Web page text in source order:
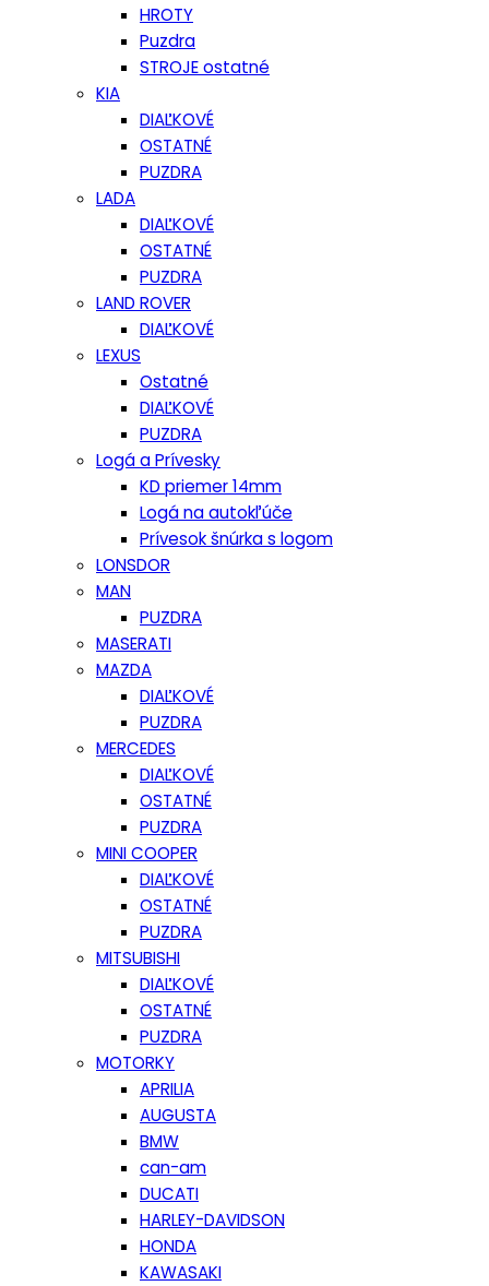
HROTY
Puzdra
STROJE ostatné
KIA
DIAĽKOVÉ
OSTATNÉ
PUZDRA
LADA
DIAĽKOVÉ
OSTATNÉ
PUZDRA
LAND ROVER
DIAĽKOVÉ
LEXUS
Ostatné
DIAĽKOVÉ
PUZDRA
Logá a Prívesky
KD priemer 14mm
Logá na autokľúče
Prívesok šnúrka s logom
LONSDOR
MAN
PUZDRA
MASERATI
MAZDA
DIAĽKOVÉ
PUZDRA
MERCEDES
DIAĽKOVÉ
OSTATNÉ
PUZDRA
MINI COOPER
DIAĽKOVÉ
OSTATNÉ
PUZDRA
MITSUBISHI
DIAĽKOVÉ
OSTATNÉ
PUZDRA
MOTORKY
APRILIA
AUGUSTA
BMW
can-am
DUCATI
HARLEY-DAVIDSON
HONDA
KAWASAKI